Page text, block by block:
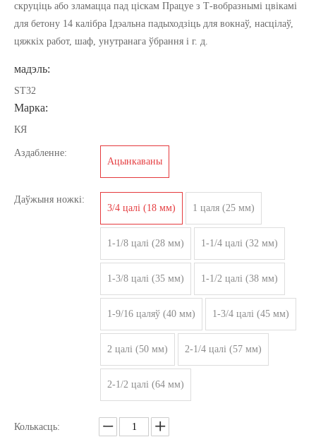
скруціць або зламацца пад ціскам Працуе з Т-вобразнымі цвікамі
для бетону 14 калібра Ідэальна падыходзіць для вокнаў, насцілаў,
цяжкіх работ, шаф, унутранага ўбрання і г. д.
мадэль:
ST32
Марка:
КЯ
Аздабленне:
Ацынкаваны
Даўжыня ножкі:
3/4 цалі (18 мм)
1 цаля (25 мм)
1-1/8 цалі (28 мм) 1-1/4 цалі (32 мм)
1-3/8 цалі (35 мм) 1-1/2 цалі (38 мм)
1-9/16 цаляў (40 мм) 1-3/4 цалі (45 мм)
2 цалі (50 мм) 2-1/4 цалі (57 мм)
2-1/2 цалі (64 мм)
Колькасць: